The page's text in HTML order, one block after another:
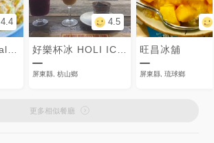
4.4 4.5
屏東縣, 枋山鄉
旺昌冰舖
屏東縣, 琉球鄉
更多相似餐廳